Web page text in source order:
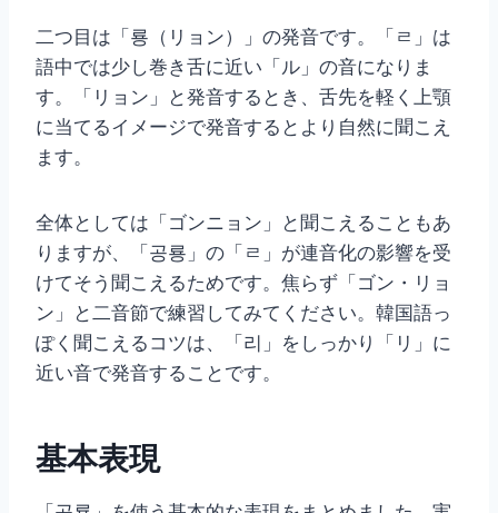
二つ目は「룡（リョン）」の発音です。「ㄹ」は
語中では少し巻き舌に近い「ル」の音になりま
す。「リョン」と発音するとき、舌先を軽く上顎
に当てるイメージで発音するとより自然に聞こえ
ます。
全体としては「ゴンニョン」と聞こえることもあ
りますが、「공룡」の「ㄹ」が連音化の影響を受
けてそう聞こえるためです。焦らず「ゴン・リョ
ン」と二音節で練習してみてください。韓国語っ
ぽく聞こえるコツは、「리」をしっかり「リ」に
近い音で発音することです。
基本表現